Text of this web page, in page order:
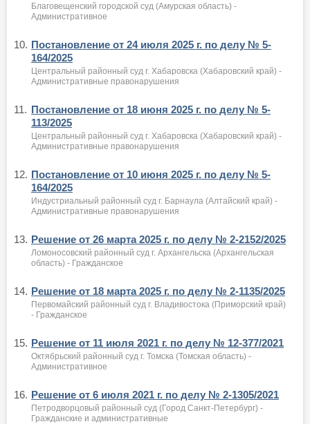
Благовещенский городской суд (Амурская область) -
Административное
10. Постановление от 24 июля 2025 г. по делу № 5-
164/2025
Центральный районный суд г. Хабаровска (Хабаровский край) -
Административные правонарушения
11. Постановление от 18 июня 2025 г. по делу № 5-
113/2025
Центральный районный суд г. Хабаровска (Хабаровский край) -
Административные правонарушения
12. Постановление от 10 июня 2025 г. по делу № 5-
164/2025
Индустриальный районный суд г. Барнаула (Алтайский край) -
Административные правонарушения
13. Решение от 26 марта 2025 г. по делу № 2-2152/2025
Ломоносовский районный суд г. Архангельска (Архангельская
область) - Гражданское
14. Решение от 18 марта 2025 г. по делу № 2-1135/2025
Первомайский районный суд г. Владивостока (Приморский край)
- Гражданское
15. Решение от 11 июля 2021 г. по делу № 12-377/2021
Октябрьский районный суд г. Томска (Томская область) -
Административное
16. Решение от 6 июля 2021 г. по делу № 2-1305/2021
Петродворцовый районный суд (Город Санкт-Петербург) -
Гражданские и административные